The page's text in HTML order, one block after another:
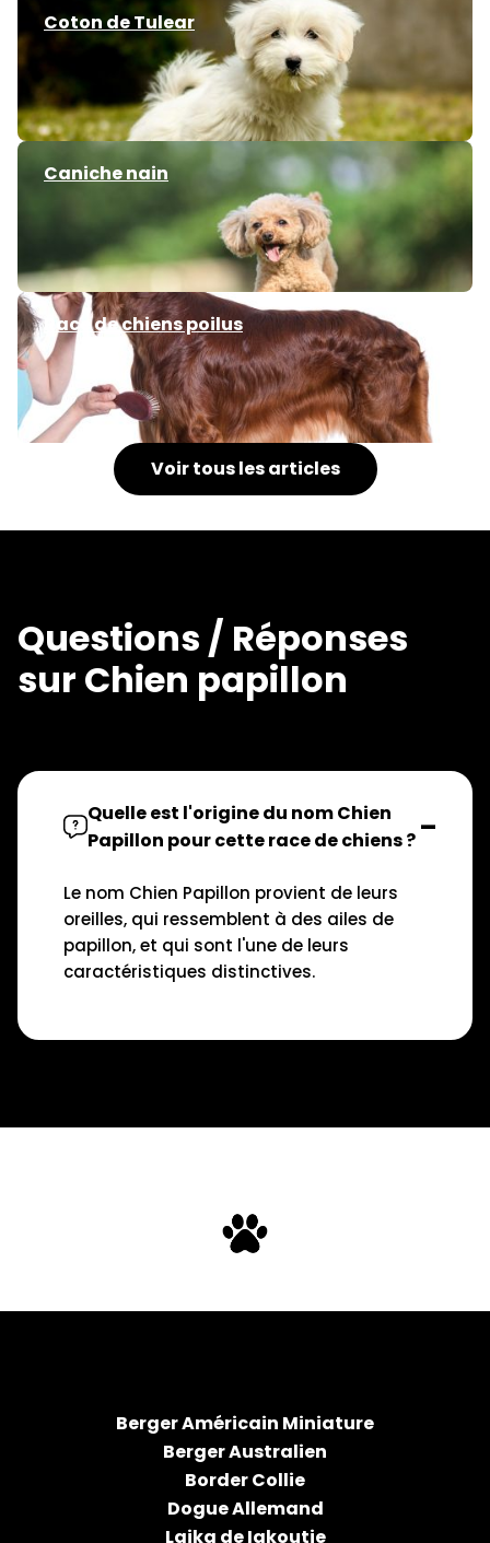
Coton de Tulear
Caniche nain
Race de chiens poilus
Voir tous les articles
Questions / Réponses
sur Chien papillon
Quelle est l'origine du nom Chien
Papillon pour cette race de chiens ?
Le nom Chien Papillon provient de leurs
oreilles, qui ressemblent à des ailes de
papillon, et qui sont l'une de leurs
caractéristiques distinctives.
Berger Américain Miniature
Berger Australien
Border Collie
Dogue Allemand
Laika de Iakoutie